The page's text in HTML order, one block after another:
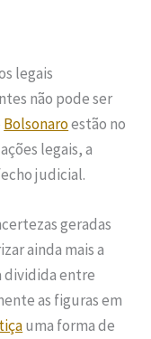
legais
não pode ser
Bolsonaroestão no
legais, a
judicial.
geradas
ainda mais a
dividida entre
as figuras em
uma forma de